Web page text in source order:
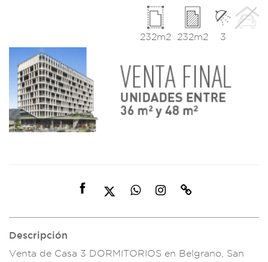
3
232m2
232m2
Descripción
Venta de Casa 3 DORMITORIOS en Belgrano, San